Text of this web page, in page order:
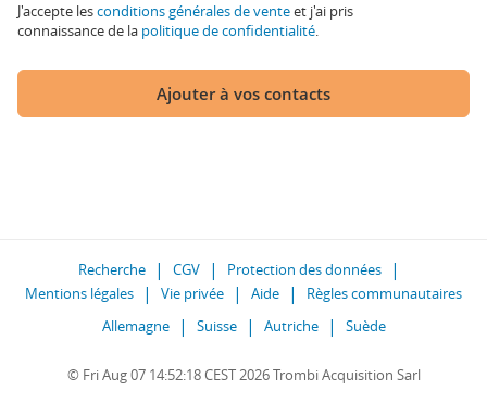
J'accepte lesconditions générales de venteet j'ai pris
connaissance de la politique de confidentialité.
Ajouter à vos contacts
Recherche CGV
Protection des données
Mentions légales
Vie privée Aide
Règles communautaires
Allemagne
Suisse Autriche Suède
© Fri Aug 07 14:52:18 CEST 2026 Trombi Acquisition Sarl